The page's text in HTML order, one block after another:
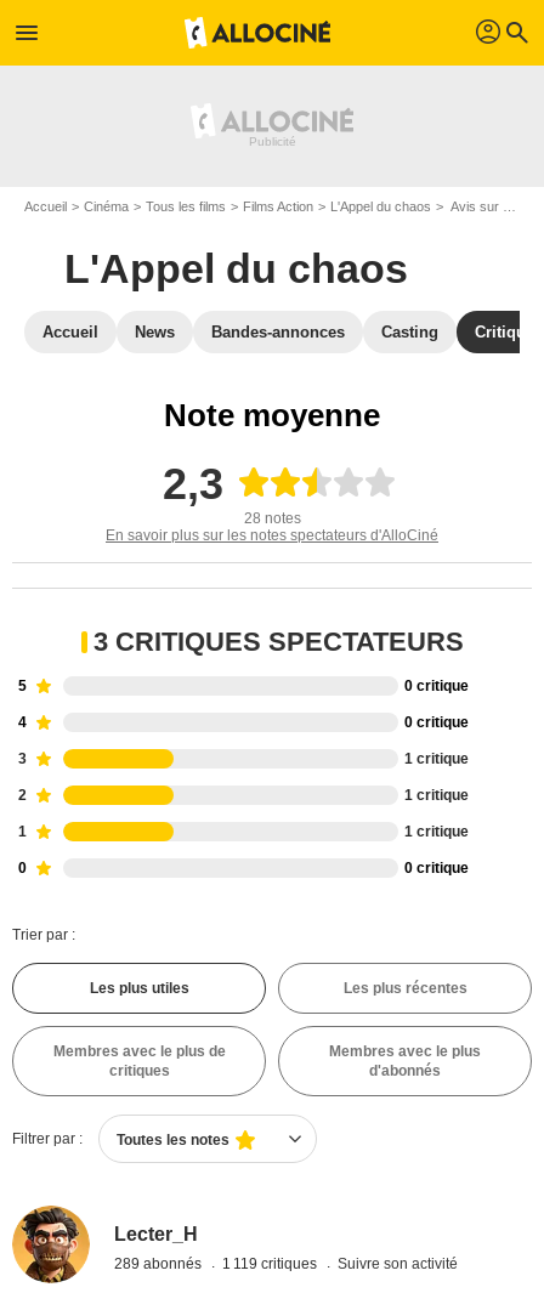
menu profil search
Accueil Cinéma Tous les films Films Action L'Appel du chaos Avis sur L'Appel du chaos
L'Appel du chaos
Accueil News Bandes-annonces Casting
Note moyenne
2,3
28 notes
En savoir plus sur les notes spectateurs d'AlloCiné
3 CRITIQUES SPECTATEURS
5 0 critique
4 0 critique
3 1 critique
2 1 critique
1 1 critique
0 0 critique
Trier par :
Les plus utiles Les plus récentes
Membres avec le plus de
critiques
Membres avec le plus
d'abonnés
Filtrer par : Toutes les notes
Lecter_H
289 abonnés 1 119 critiques Suivre son activité